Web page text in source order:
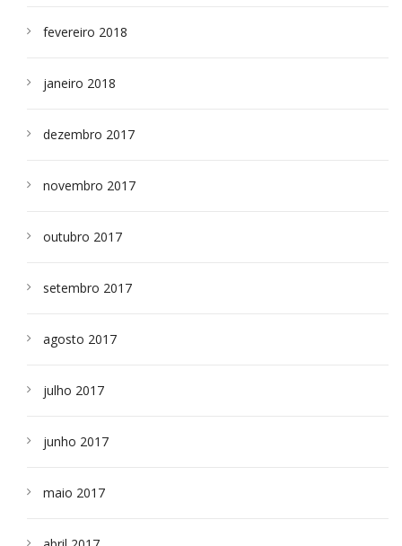
fevereiro 2018
janeiro 2018
dezembro 2017
novembro 2017
outubro 2017
setembro 2017
agosto 2017
julho 2017
junho 2017
maio 2017